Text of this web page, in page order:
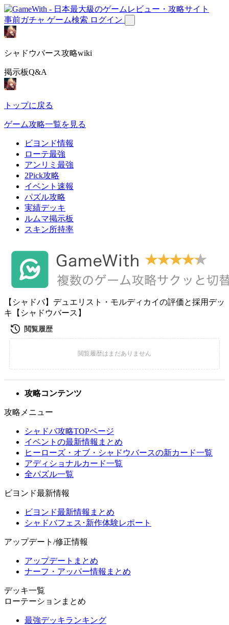
事前ガチャ ゲーム検索 ログイン
シャドウバース攻略wiki
掲示板Q&A
トップに戻る
ゲーム攻略一覧を見る
ビヨンド情報
ローテ最強
アンリミ最強
2Pick攻略
イベント速報
パズル攻略
実績デッキ
ルムマ掲示板
スキン所持率
【シャドバ】デュエリスト・モルディカイの評価と採用デッ
キ【シャドウバース】
攻略コンテンツ
攻略メニュー
シャドバ攻略TOPページ
イベントの最新情報まとめ
ヒーローズ・オブ・シャドウバースの新カード一覧
アディショナルカード一覧
全パズル一覧
ビヨンド最新情報
ビヨンド最新情報まとめ
シャドバフェス･新作体験レポート
アップデート/修正情報
アップデートまとめ
ナーフ・アッパー情報まとめ
デッキ一覧
ローテーションまとめ
最強デッキランキング